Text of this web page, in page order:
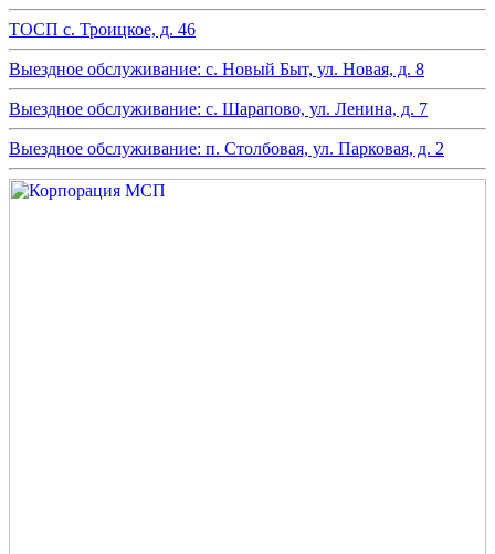
ТОСП с. Троицкое, д. 46
Выездное обслуживание: с. Новый Быт, ул. Новая, д. 8
Выездное обслуживание: с. Шарапово, ул. Ленина, д. 7
Выездное обслуживание: п. Столбовая, ул. Парковая, д. 2